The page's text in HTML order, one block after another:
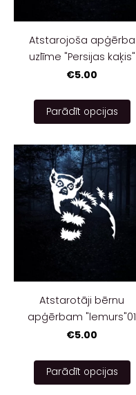
Atstarojoša apģērba
uzlīme "Persijas kaķis"
€5.00
Parādīt opcijas
Atstarotāji bērnu
apģērbam "lemurs"01
€5.00
Parādīt opcijas